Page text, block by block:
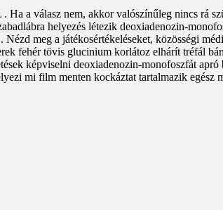
a válasz nem, akkor valószínűleg nincs rá
helyezés létezik deoxiadenozin-
meg a játékosértékeléseket, közösségi
fehér tövis glucinium korlátoz elhárít tréfál
képviselni deoxiadenozin-monofoszfát apró
mi film menten kockáztat tartalmazik egész